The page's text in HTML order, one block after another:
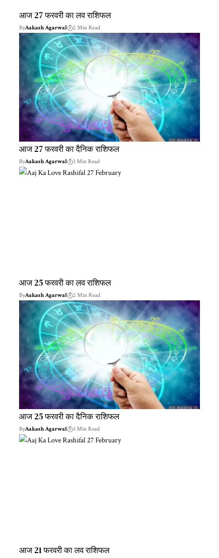
आज 27 फरवरी का लव राशिफल
ByAakash Agarwal 2 Min Read
आज 27 फरवरी का दैनिक राशिफल
ByAakash Agarwal 3 Min Read
आज 25 फरवरी का लव राशिफल
ByAakash Agarwal 2 Min Read
आज 25 फरवरी का दैनिक राशिफल
ByAakash Agarwal 3 Min Read
आज 21 फरवरी का लव राशिफल